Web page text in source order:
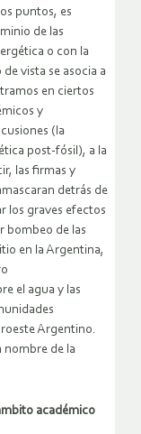
puntos, es
de las
o con la
vista se asocia a
en ciertos
y
(la
post-fósil), a la
las firmas y
detrás de
los graves efectos
bombeo de las
en la Argentina,
el agua y las
Argentino.
nombre de la
académico